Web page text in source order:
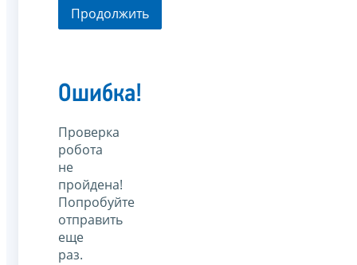
Продолжить
Ошибка!
Проверка
робота
не
пройдена!
Попробуйте
отправить
еще
раз.